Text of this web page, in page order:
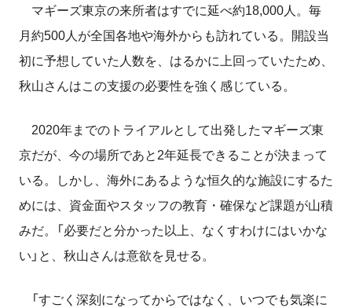
マギーズ東京の来所者はすでに延べ約18,000人。毎
月約500人が全国各地や海外からも訪れている。開設当
初に予想していた人数を、はるかに上回っていたため、
秋山さんはこの支援の必要性を強く感じている。
2020年までのトライアルとして出発したマギーズ東
京だが、今の場所であと2年延長できることが決まって
いる。しかし、海外にあるような恒久的な施設にするた
めには、資金面やスタッフの教育・確保など課題が山積
みだ。「必要だと分かった以上、なくすわけにはいかな
い」と、秋山さんは意欲を見せる。
「すごく深刻になってからではなく、いつでも気楽に